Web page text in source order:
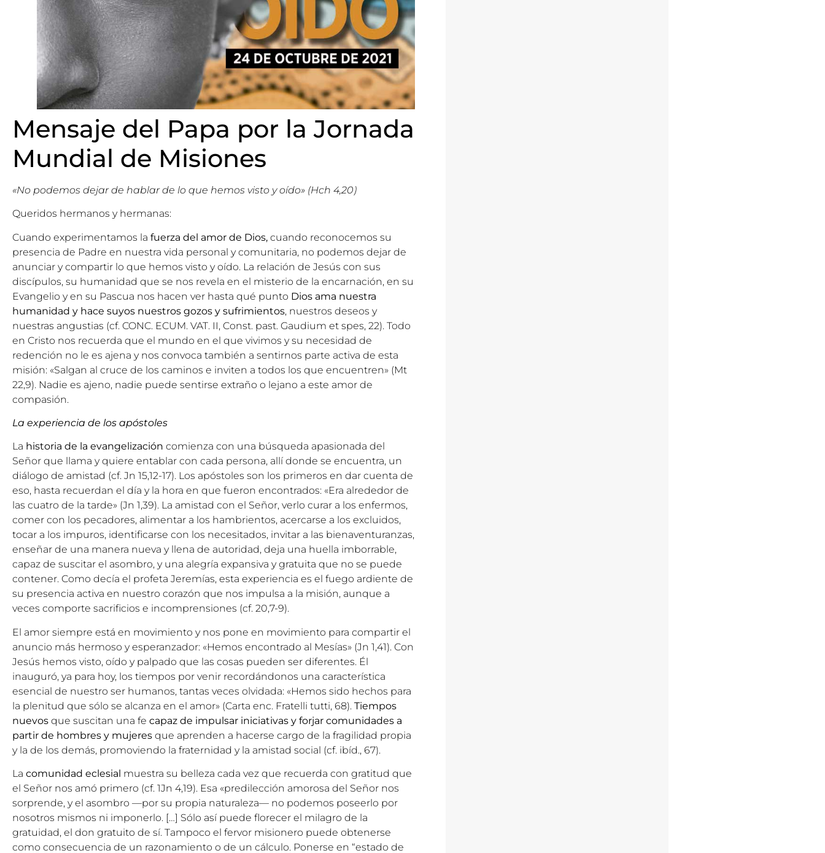
Mensaje del Papa por la Jornada
Mundial de Misiones
«No podemos dejar de hablar de lo que hemos visto y oído» (Hch 4,20)
Queridos hermanos y hermanas:
Cuando experimentamos la fuerza del amor de Dios, cuando reconocemos su
presencia de Padre en nuestra vida personal y comunitaria, no podemos dejar de
anunciar y compartir lo que hemos visto y oído. La relación de Jesús con sus
discípulos, su humanidad que se nos revela en el misterio de la encarnación, en su
Evangelio y en su Pascua nos hacen ver hasta qué punto Dios ama nuestra
humanidad y hace suyos nuestros gozos y sufrimientos, nuestros deseos y
nuestras angustias (cf. CONC. ECUM. VAT. II, Const. past. Gaudium et spes, 22). Todo
en Cristo nos recuerda que el mundo en el que vivimos y su necesidad de
redención no le es ajena y nos convoca también a sentirnos parte activa de esta
misión: «Salgan al cruce de los caminos e inviten a todos los que encuentren» (Mt
22,9). Nadie es ajeno, nadie puede sentirse extraño o lejano a este amor de
compasión.
La experiencia de los apóstoles
La historia de la evangelización comienza con una búsqueda apasionada del
Señor que llama y quiere entablar con cada persona, allí donde se encuentra, un
diálogo de amistad (cf. Jn 15,12-17). Los apóstoles son los primeros en dar cuenta de
eso, hasta recuerdan el día y la hora en que fueron encontrados: «Era alrededor de
las cuatro de la tarde» (Jn 1,39). La amistad con el Señor, verlo curar a los enfermos,
comer con los pecadores, alimentar a los hambrientos, acercarse a los excluidos,
tocar a los impuros, identificarse con los necesitados, invitar a las bienaventuranzas,
enseñar de una manera nueva y llena de autoridad, deja una huella imborrable,
capaz de suscitar el asombro, y una alegría expansiva y gratuita que no se puede
contener. Como decía el profeta Jeremías, esta experiencia es el fuego ardiente de
su presencia activa en nuestro corazón que nos impulsa a la misión, aunque a
veces comporte sacrificios e incomprensiones (cf. 20,7-9).
El amor siempre está en movimiento y nos pone en movimiento para compartir el
anuncio más hermoso y esperanzador: «Hemos encontrado al Mesías» (Jn 1,41). Con
Jesús hemos visto, oído y palpado que las cosas pueden ser diferentes. Él
inauguró, ya para hoy, los tiempos por venir recordándonos una característica
esencial de nuestro ser humanos, tantas veces olvidada: «Hemos sido hechos para
la plenitud que sólo se alcanza en el amor» (Carta enc. Fratelli tutti, 68). Tiempos
nuevos que suscitan una fe capaz de impulsar iniciativas y forjar comunidades a
partir de hombres y mujeres que aprenden a hacerse cargo de la fragilidad propia
y la de los demás, promoviendo la fraternidad y la amistad social (cf. ibíd., 67).
La comunidad eclesial muestra su belleza cada vez que recuerda con gratitud que
el Señor nos amó primero (cf. 1Jn 4,19). Esa «predilección amorosa del Señor nos
sorprende, y el asombro —por su propia naturaleza— no podemos poseerlo por
nosotros mismos ni imponerlo. […] Sólo así puede florecer el milagro de la
gratuidad, el don gratuito de sí. Tampoco el fervor misionero puede obtenerse
como consecuencia de un razonamiento o de un cálculo. Ponerse en “estado de